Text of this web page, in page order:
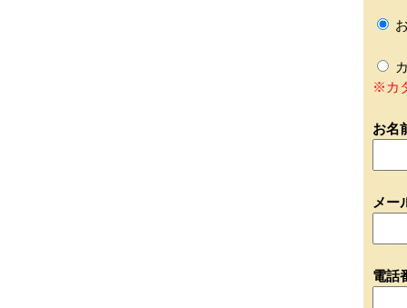
※カ
お名
メー
電話